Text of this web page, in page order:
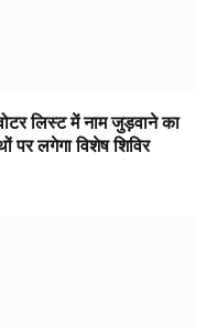
लिस्ट में नाम जुड़वाने का
लगेगा विशेष शिविर